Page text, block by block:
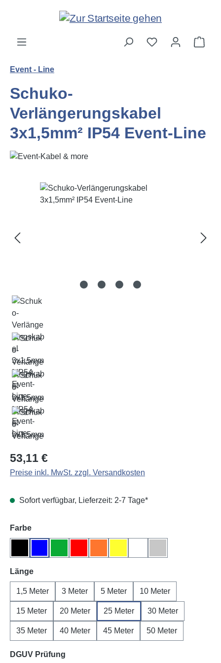
Zum Hauptinhalt springen
Event - Line
Schuko-
Verlängerungskabel
3x1,5mm² IP54 Event-Line
Bildergalerie überspringen
Regulärer Preis:
53,11 €
Preise inkl. MwSt. zzgl. Versandkosten
Sofort verfügbar, Lieferzeit: 2-7 Tage*
Farbeauswählen
Längeauswählen
1,5 Meter 3 Meter 5 Meter 10 Meter
15 Meter 20 Meter 25 Meter 30 Meter
35 Meter 40 Meter 45 Meter 50 Meter
DGUV Prüfung